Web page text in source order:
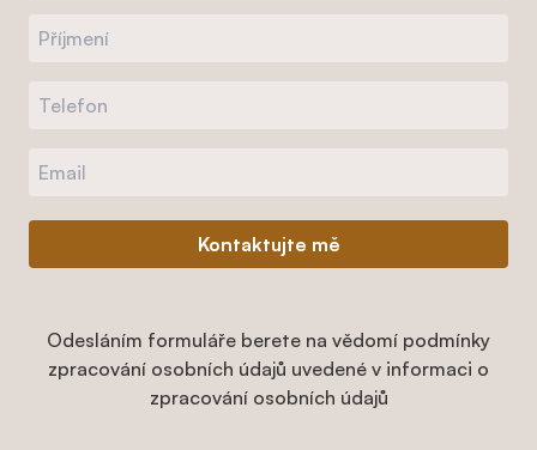
Kontaktujte mě
Odesláním formuláře berete na vědomí podmínky
zpracování osobních údajů uvedené v informaci o
zpracování osobních údajů